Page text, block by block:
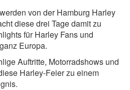
von der Hamburg Harley
diese drei Tage damit zu
für Harley Fans und
Europa.
Auftritte, Motorradshows und
Harley-Feier zu einem